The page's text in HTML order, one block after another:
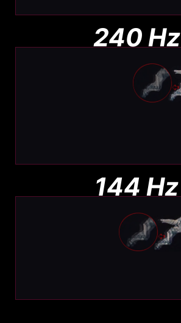
240 Hz
144 Hz